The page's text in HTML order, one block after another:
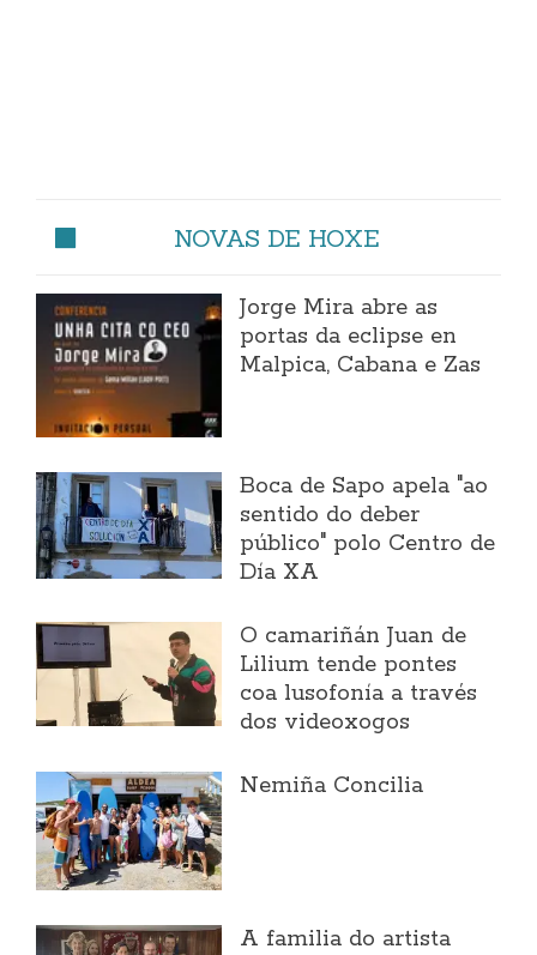
NOVAS DE HOXE
Jorge Mira abre as
portas da eclipse en
Malpica, Cabana e Zas
Boca de Sapo apela "ao
sentido do deber
público" polo Centro de
Día XA
O camariñán Juan de
Lilium tende pontes
coa lusofonía a través
dos videoxogos
Nemiña Concilia
A familia do artista